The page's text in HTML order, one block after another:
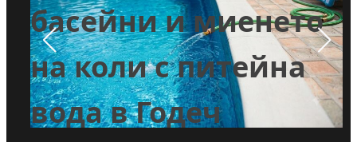
басейни и миенето
на коли с питейна
вода в Годеч